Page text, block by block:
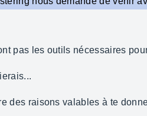
pas les outils nécessaires
des raisons valables à te